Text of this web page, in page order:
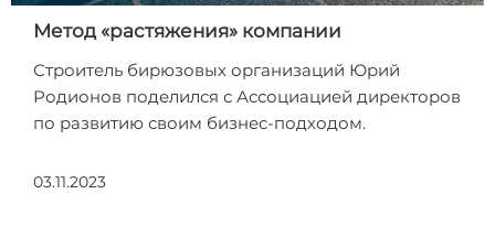
Метод «растяжения» компании
Строитель бирюзовых организаций Юрий
Родионов поделился с Ассоциацией директоров
по развитию своим бизнес-подходом.
03.11.2023